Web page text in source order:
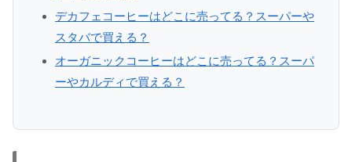
デカフェコーヒーはどこに売ってる？スーパーや
スタバで買える？
オーガニックコーヒーはどこに売ってる？スーパ
ーやカルディで買える？